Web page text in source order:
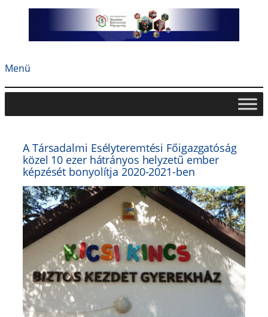
Menü
A Társadalmi Esélyteremtési Főigazgatóság
közel 10 ezer hátrányos helyzetű ember
képzését bonyolítja 2020-2021-ben